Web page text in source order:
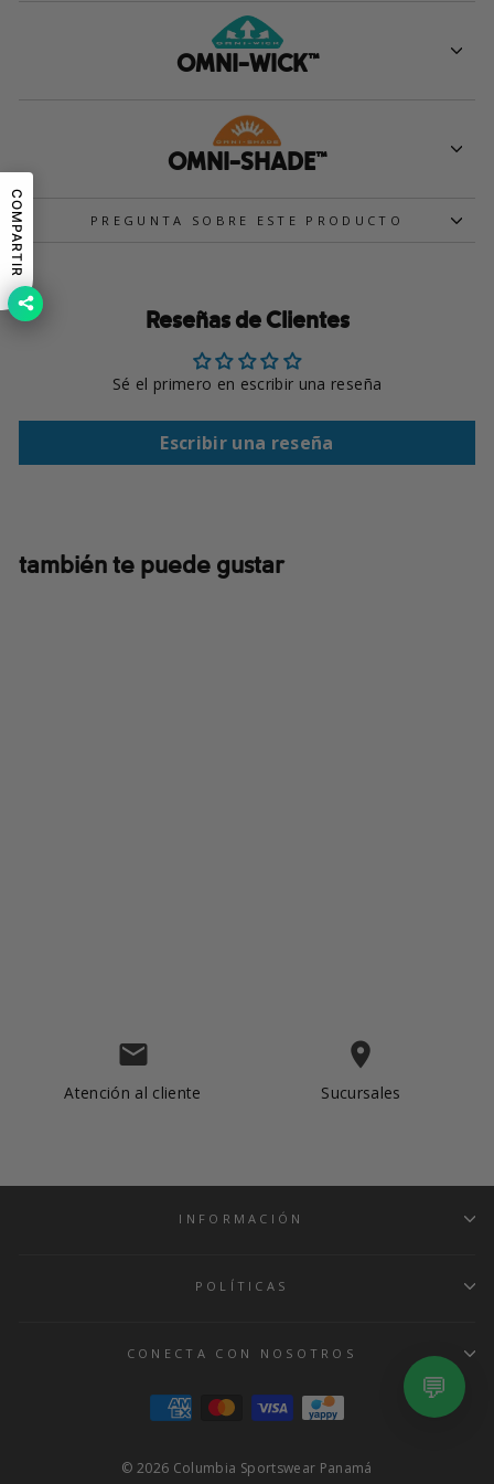
💬
Albrook Mall
OMNI-WICK™
OMNI-SHADE™
PREGUNTA SOBRE ESTE PRODUCTO
Reseñas de Clientes
Sé el primero en escribir una reseña
Escribir una reseña
también te puede gustar
email
Atención al cliente
place
Sucursales
INFORMACIÓN
POLÍTICAS
CONECTA CON NOSOTROS
© 2026 Columbia Sportswear Panamá
COMPARTIR